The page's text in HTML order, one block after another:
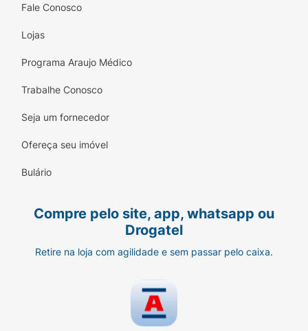
Fale Conosco
Lojas
Programa Araujo Médico
Trabalhe Conosco
Seja um fornecedor
Ofereça seu imóvel
Bulário
Compre pelo site, app, whatsapp ou
Drogatel
Retire na loja com agilidade e sem passar pelo caixa.